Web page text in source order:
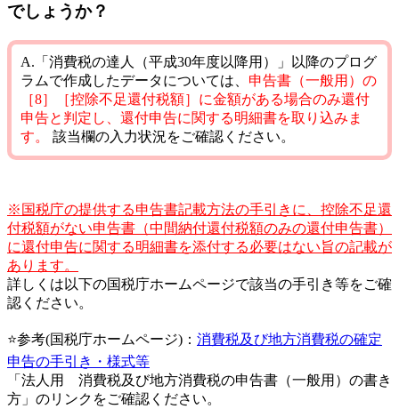
でしょうか？
A.「消費税の達人（平成30年度以降用）」以降のプログ
ラムで作成したデータについては、 申告書（一般用）の
［8］［控除不足還付税額］に金額がある場合のみ還付
申告と判定し、還付申告に関する明細書を取り込みま
す。
該当欄の入力状況をご確認ください。
※国税庁の提供する申告書記載方法の手引きに、控除不足還
付税額がない申告書（中間納付還付税額のみの還付申告書）
に還付申告に関する明細書を添付する必要はない旨の記載が
あります。
詳しくは以下の国税庁ホームページで該当の手引き等をご確
認ください。
⭐参考(国税庁ホームページ)： 消費税及び地方消費税の確定
申告の手引き・様式等
「法人用 消費税及び地方消費税の申告書（一般用）の書き
方」のリンクをご確認ください。